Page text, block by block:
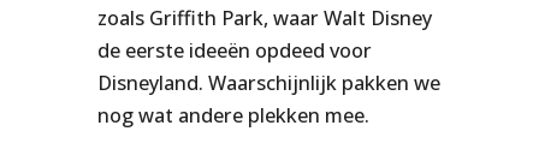
zoals Griffith Park, waar Walt Disney
de eerste ideeën opdeed voor
Disneyland. Waarschijnlijk pakken we
nog wat andere plekken mee.